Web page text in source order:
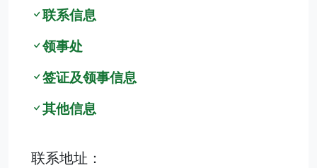
联系信息
领事处
签证及领事信息
其他信息
联系地址：